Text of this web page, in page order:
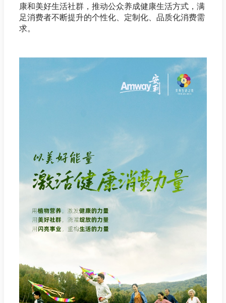
康和美好生活社群，推动公众养成健康生活方式，满
足消费者不断提升的个性化、定制化、品质化消费需
求。